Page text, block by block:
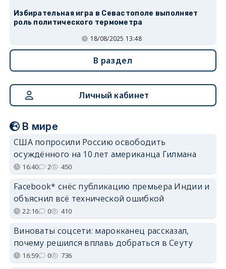
Избирательная игра в Севастополе выполняет
роль политического термометра
18/08/2025 13:48
В раздел
Личный кабинет
В мире
США попросили Россию освободить
осуждённого на 10 лет американца Гилмана
16:40 2 450
Facebook* снёс публикацию премьера Индии и
объяснил всё технической ошибкой
22:16 0 410
Виноваты соцсети: марокканец рассказал,
почему решился вплавь добраться в Сеуту
16:59 0 736